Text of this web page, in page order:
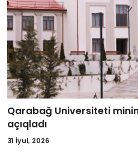
Qarabağ Universiteti
açıqladı
31 İyul, 2026